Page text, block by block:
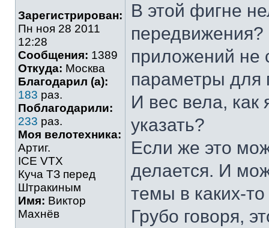
Зарегистрирован:
Пн ноя 28 2011
12:28
Сообщения: 1389
Откуда: Москва
Благодарил (а):
183 раз.
Поблагодарили:
233 раз.
Моя велотехника:
Артиг.
ICE VTX
Куча ТЗ перед
Штракиным
Имя: Виктор
Махнёв
В этой фигне
приложений не
параметры для
И вес вела,
указать?
Если же это
делается. И
темы в каких-
Грубо говоря,